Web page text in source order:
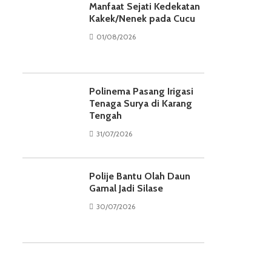
Manfaat Sejati Kedekatan
Kakek/Nenek pada Cucu
01/08/2026
Polinema Pasang Irigasi
Tenaga Surya di Karang
Tengah
31/07/2026
Polije Bantu Olah Daun
Gamal Jadi Silase
30/07/2026